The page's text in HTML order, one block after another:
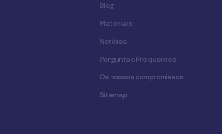
Blog
Materiais
Notícias
Perguntas Frequentes
Os nossos compromissos
Sitemap